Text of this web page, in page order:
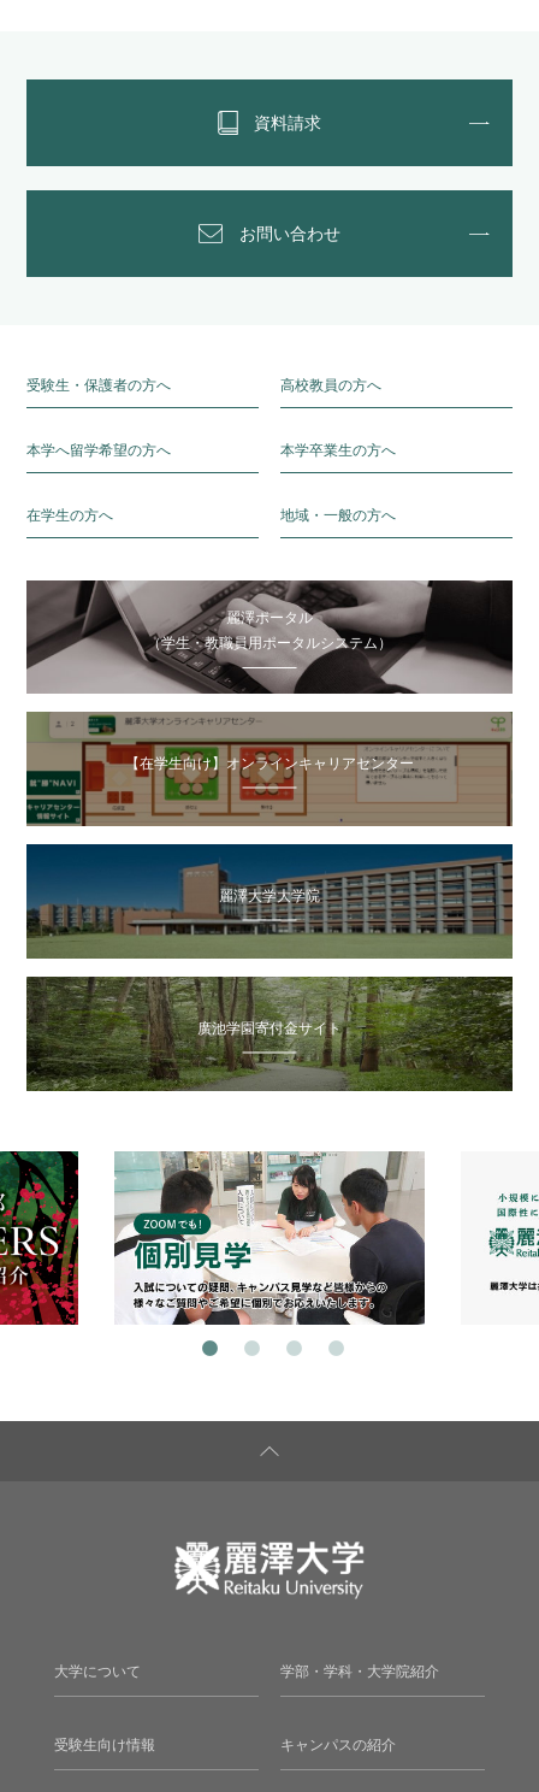
資料請求
お問い合わせ
受験生・保護者の方へ 高校教員の方へ
本学へ留学希望の方へ 本学卒業生の方へ
在学生の方へ 地域・一般の方へ
麗澤ポータル
（学生・教職員用ポータルシステム）
【在学生向け】オンラインキャリアセンター
麗澤大学大学院
廣池学園寄付金サイト
大学について 学部・学科・大学院紹介
受験生向け情報 キャンパスの紹介